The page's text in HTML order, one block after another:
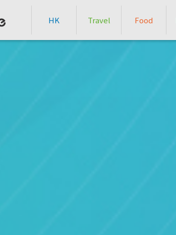
HK Travel Food